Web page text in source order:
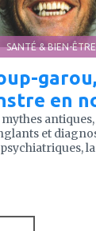
SANTÉ & BIEN-ÊTRE
en
et
psychiatriques,